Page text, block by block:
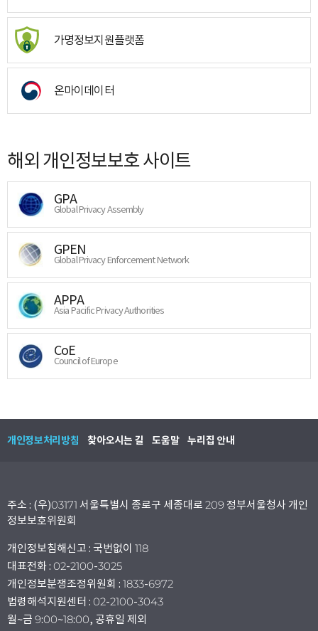
가명정보지원플랫폼
온마이데이터
해외 개인정보보호 사이트
GPA
Global Privacy Assembly
GPEN
Global Privacy Enforcement Network
APPA
Asia Pacific Privacy Authorities
CoE
Council of Europe
개인정보처리방침 찾아오시는 길 도움말 누리집 안내
주소 : (우)03171 서울특별시 종로구 세종대로 209 정부서울청사 개인
정보보호위원회
개인정보침해신고 : 국번없이 118
대표전화 : 02-2100-3025
개인정보분쟁조정위원회 : 1833-6972
법령해석지원센터 : 02-2100-3043
월~금 9:00~18:00, 공휴일 제외